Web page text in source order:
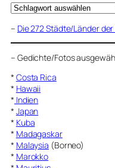
– Die 272 Städte/Länder
– Gedichte/Fotos
* Costa Rica
* Hawaii
* Indien
* Japan
* Kuba
* Madagaskar
* Malaysia (Borneo)
* Marokko